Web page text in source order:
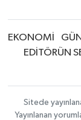
EKONOMİ
EDİTÖRÜN
Sitede
Yayınlanan